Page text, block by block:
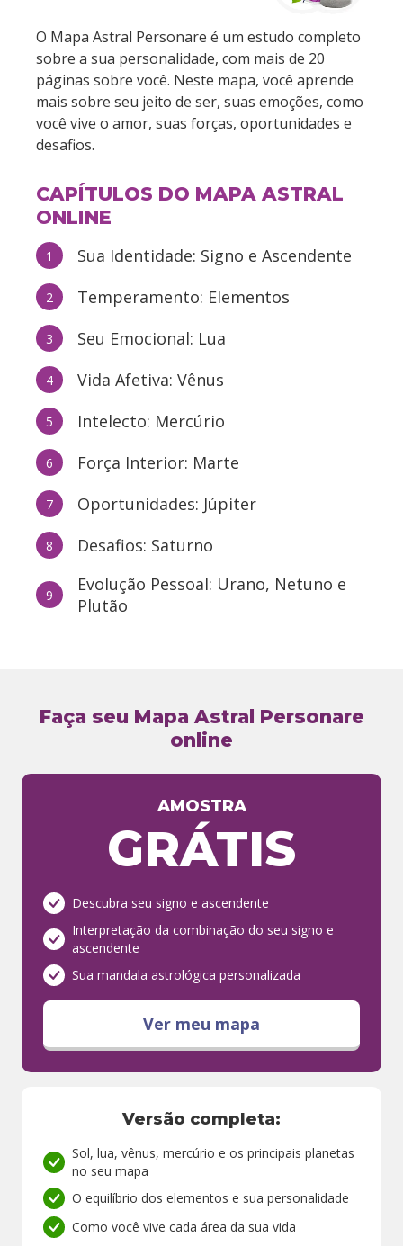
O Mapa Astral Personare é um estudo completo
sobre a sua personalidade, com mais de 20
páginas sobre você. Neste mapa, você aprende
mais sobre seu jeito de ser, suas emoções, como
você vive o amor, suas forças, oportunidades e
desafios.
CAPÍTULOS DO MAPA ASTRAL
ONLINE
1 Sua Identidade: Signo e Ascendente
2 Temperamento: Elementos
3 Seu Emocional: Lua
4 Vida Afetiva: Vênus
5 Intelecto: Mercúrio
6 Força Interior: Marte
7 Oportunidades: Júpiter
8 Desafios: Saturno
9
Evolução Pessoal: Urano, Netuno e
Plutão
Faça seu Mapa Astral Personare
online
AMOSTRA
GRÁTIS
Descubra seu signo e ascendente
Interpretação da combinação do seu signo e
ascendente
Sua mandala astrológica personalizada
Ver meu mapa
Versão completa:
Sol, lua, vênus, mercúrio e os principais planetas
no seu mapa
O equilíbrio dos elementos e sua personalidade
Como você vive cada área da sua vida